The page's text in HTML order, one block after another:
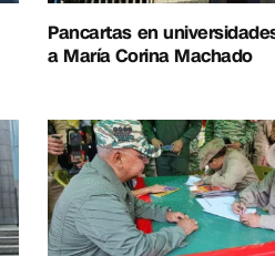
Pancartas en
a María Corina Machado